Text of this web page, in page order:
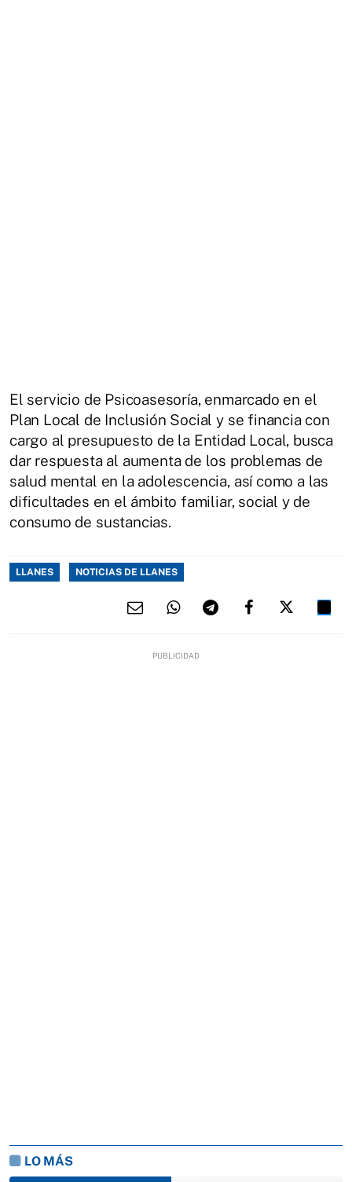
El servicio de Psicoasesoría, enmarcado en el
Plan Local de Inclusión Social y se financia con
cargo al presupuesto de la Entidad Local, busca
dar respuesta al aumenta de los problemas de
salud mental en la adolescencia, así como a las
dificultades en el ámbito familiar, social y de
consumo de sustancias.
LLANES NOTICIAS DE LLANES
LO MÁS